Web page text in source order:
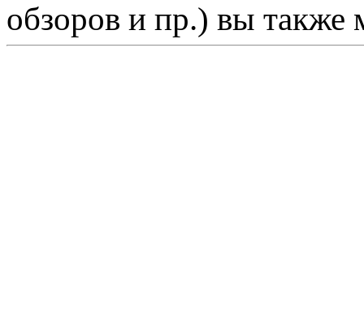
обзоров и пр.) вы также